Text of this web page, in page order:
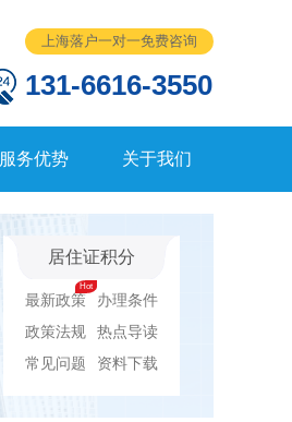
上海落户一对一免费咨询
131-6616-3550
服务优势 关于我们
居住证积分
最新政策
办理条件
政策法规
热点导读
常见问题
资料下载